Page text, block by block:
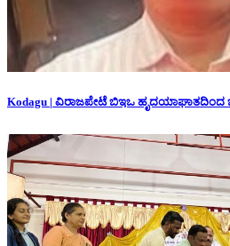
Kodagu | ವಿರಾಜಪೇಟೆ ಬಿಇಒ ಹೃದಯಾಘಾತದಿಂದ